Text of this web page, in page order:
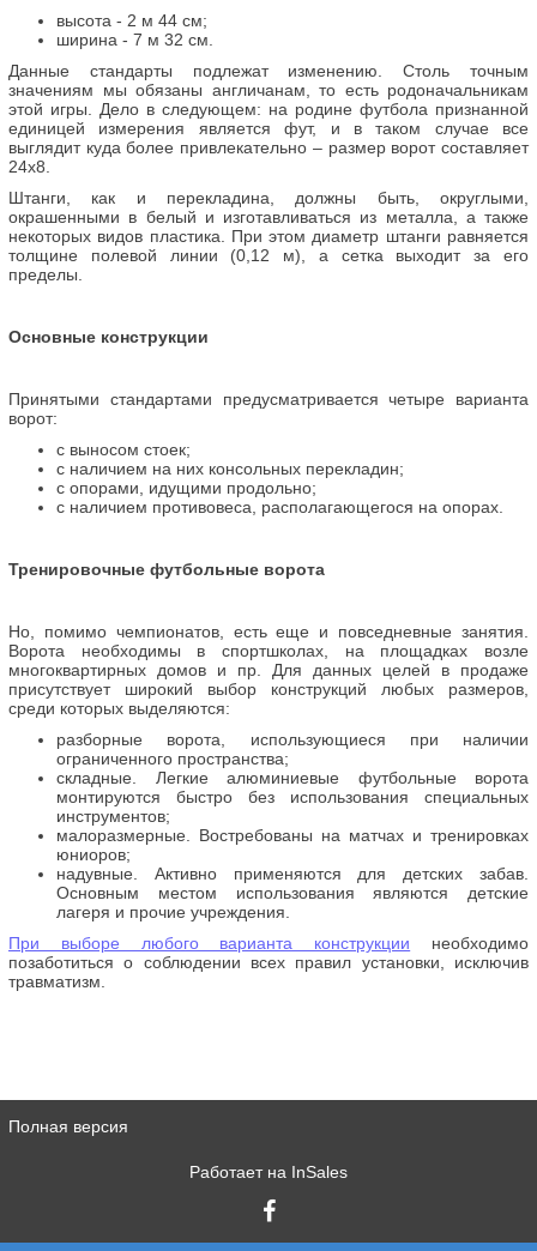
высота - 2 м 44 см;
ширина - 7 м 32 см.
Данные стандарты подлежат изменению. Столь точным
значениям мы обязаны англичанам, то есть родоначальникам
этой игры. Дело в следующем: на родине футбола признанной
единицей измерения является фут, и в таком случае все
выглядит куда более привлекательно – размер ворот составляет
24х8.
Штанги, как и перекладина, должны быть, округлыми,
окрашенными в белый и изготавливаться из металла, а также
некоторых видов пластика. При этом диаметр штанги равняется
толщине полевой линии (0,12 м), а сетка выходит за его
пределы.
Основные конструкции
Принятыми стандартами предусматривается четыре варианта
ворот:
с выносом стоек;
с наличием на них консольных перекладин;
с опорами, идущими продольно;
с наличием противовеса, располагающегося на опорах.
Тренировочные футбольные ворота
Но, помимо чемпионатов, есть еще и повседневные занятия.
Ворота необходимы в спортшколах, на площадках возле
многоквартирных домов и пр. Для данных целей в продаже
присутствует широкий выбор конструкций любых размеров,
среди которых выделяются:
разборные ворота, использующиеся при наличии
ограниченного пространства;
складные. Легкие алюминиевые футбольные ворота
монтируются быстро без использования специальных
инструментов;
малоразмерные. Востребованы на матчах и тренировках
юниоров;
надувные. Активно применяются для детских забав.
Основным местом использования являются детские
лагеря и прочие учреждения.
При выборе любого варианта конструкции необходимо
позаботиться о соблюдении всех правил установки, исключив
травматизм.
Полная версия
Работает на InSales